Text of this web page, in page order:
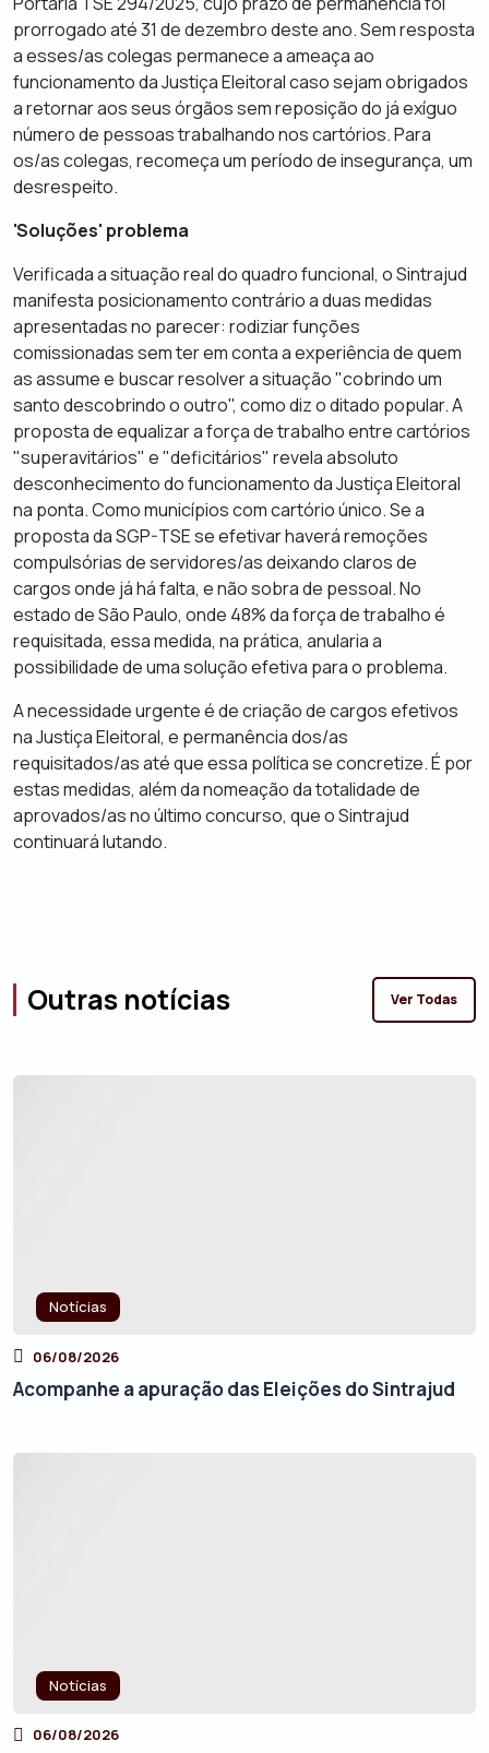
prorrogado até 31 de dezembro deste ano. Sem resposta
a esses/as colegas permanece a ameaça ao
funcionamento da Justiça Eleitoral caso sejam obrigados
a retornar aos seus órgãos sem reposição do já exíguo
número de pessoas trabalhando nos cartórios. Para
os/as colegas, recomeça um período de insegurança, um
desrespeito.
'Soluções' problema
Verificada a situação real do quadro funcional, o Sintrajud
manifesta posicionamento contrário a duas medidas
apresentadas no parecer: rodiziar funções
comissionadas sem ter em conta a experiência de quem
as assume e buscar resolver a situação "cobrindo um
santo descobrindo o outro", como diz o ditado popular. A
proposta de equalizar a força de trabalho entre cartórios
"superavitários" e "deficitários" revela absoluto
desconhecimento do funcionamento da Justiça Eleitoral
na ponta. Como municípios com cartório único. Se a
proposta da SGP-TSE se efetivar haverá remoções
compulsórias de servidores/as deixando claros de
cargos onde já há falta, e não sobra de pessoal. No
estado de São Paulo, onde 48% da força de trabalho é
requisitada, essa medida, na prática, anularia a
possibilidade de uma solução efetiva para o problema.
A necessidade urgente é de criação de cargos efetivos
na Justiça Eleitoral, e permanência dos/as
requisitados/as até que essa política se concretize. É por
estas medidas, além da nomeação da totalidade de
aprovados/as no último concurso, que o Sintrajud
continuará lutando.
Outras notícias Ver Todas
Notícias
06/08/2026
Acompanhe a apuração das Eleições do Sintrajud
Notícias
06/08/2026